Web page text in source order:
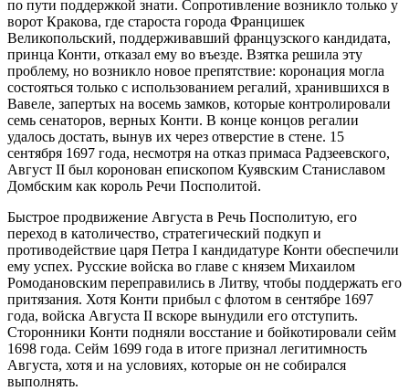
по пути поддержкой знати. Сопротивление возникло только у
ворот Кракова, где староста города Францишек
Великопольский, поддерживавший французского кандидата,
принца Конти, отказал ему во въезде. Взятка решила эту
проблему, но возникло новое препятствие: коронация могла
состояться только с использованием регалий, хранившихся в
Вавеле, запертых на восемь замков, которые контролировали
семь сенаторов, верных Конти. В конце концов регалии
удалось достать, вынув их через отверстие в стене. 15
сентября 1697 года, несмотря на отказ примаса Радзеевского,
Август II был коронован епископом Куявским Станиславом
Домбским как король Речи Посполитой.
Быстрое продвижение Августа в Речь Посполитую, его
переход в католичество, стратегический подкуп и
противодействие царя Петра I кандидатуре Конти обеспечили
ему успех. Русские войска во главе с князем Михаилом
Ромодановским переправились в Литву, чтобы поддержать его
притязания. Хотя Конти прибыл с флотом в сентябре 1697
года, войска Августа II вскоре вынудили его отступить.
Сторонники Конти подняли восстание и бойкотировали сейм
1698 года. Сейм 1699 года в итоге признал легитимность
Августа, хотя и на условиях, которые он не собирался
выполнять.